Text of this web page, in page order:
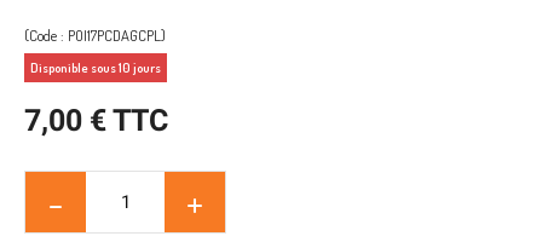
(Code : POI17PCDAGCPL)
Disponible sous 10 jours
7,00 € TTC